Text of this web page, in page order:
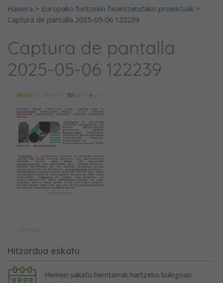
Hasiera > Europako funtsekin finantzatutako proiektuak >
Captura de pantalla 2025-05-06 122239
Captura de pantalla
2025-05-06 122239
Hitzordua eskatu
Hemen sakatu herritarrak hartzeko bulegoan